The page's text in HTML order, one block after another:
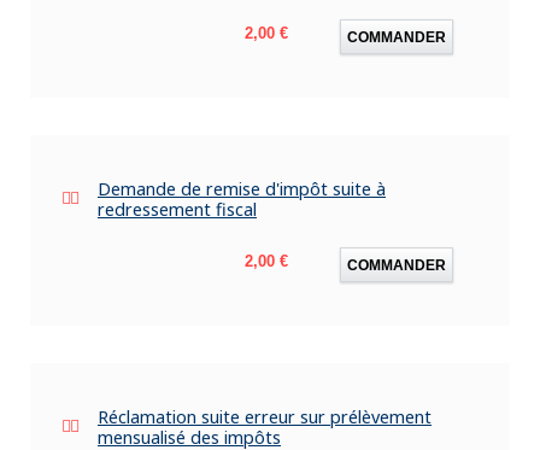
Prix
2,00 € COMMANDER
Demande de remise d'impôt suite à
redressement fiscal
Prix
2,00 € COMMANDER
Réclamation suite erreur sur prélèvement
mensualisé des impôts